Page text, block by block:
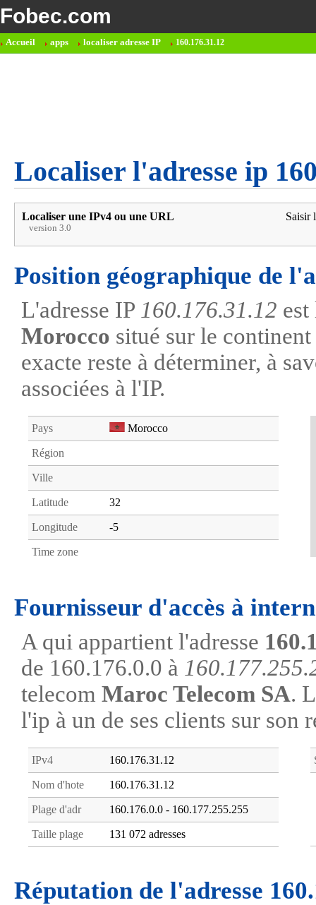
Fobec.com
Accueil apps localiser adresse IP 160.176.31.12
Localiser l'adresse ip
Localiser une IPv4 ou une URL
version 3.0
Saisir
Position géographique de
L'adresse IP 160.176.31.12
Morocco situé sur le
exacte reste à déterminer, à
associées à l'IP.
Pays Morocco
Région
Ville
Latitude 32
Longitude -5
Time zone
Fournisseur d'accès à
A qui appartient l'adresse
de 160.176.0.0 à
telecom Maroc Telecom SA.
l'ip à un de ses clients sur son
IPv4 160.176.31.12
Nom d'hote 160.176.31.12
Plage d'adr 160.176.0.0 - 160.177.255.255
Taille plage 131 072 adresses
Réputation de l'adresse